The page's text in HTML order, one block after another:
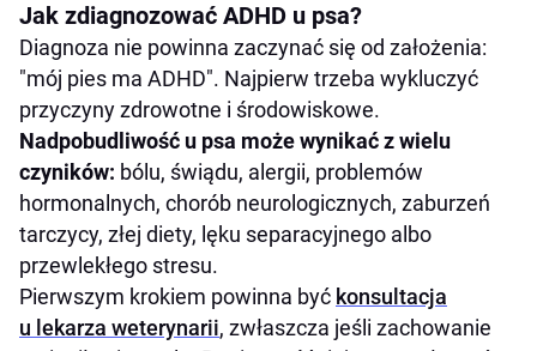
Jak zdiagnozować ADHD u psa?
Diagnoza nie powinna zaczynać się od założenia:
"mój pies ma ADHD". Najpierw trzeba wykluczyć
przyczyny zdrowotne i środowiskowe.
Nadpobudliwość u psa może wynikać z wielu
czyników: bólu, świądu, alergii, problemów
hormonalnych, chorób neurologicznych, zaburzeń
tarczycy, złej diety, lęku separacyjnego albo
przewlekłego stresu.
Pierwszym krokiem powinna być konsultacja
u lekarza weterynarii, zwłaszcza jeśli zachowanie